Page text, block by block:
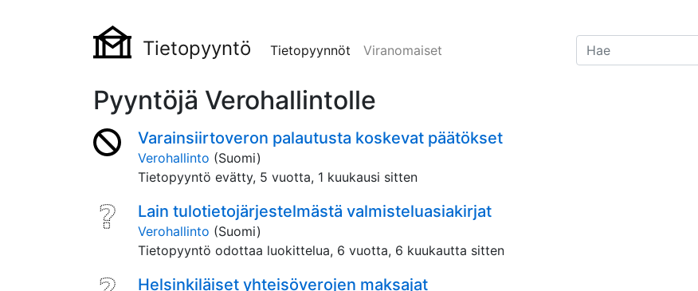
Tietopyyntö Tietopyynnöt Viranomaiset
Pyyntöjä Verohallintolle
Varainsiirtoveron palautusta koskevat päätökset
Verohallinto (Suomi)
Tietopyyntö evätty, 5 vuotta, 1 kuukausi sitten
Lain tulotietojärjestelmästä valmisteluasiakirjat
Verohallinto (Suomi)
Tietopyyntö odottaa luokittelua, 6 vuotta, 6 kuukautta sitten
Helsinkiläiset yh­tei­sö­ve­ro­jen mak­sa­jat